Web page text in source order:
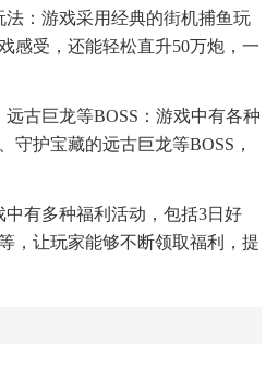
：游戏采用经典的街机捕鱼玩
感受，还能轻松直升50万炮，一
古巨龙等BOSS：游戏中有各种
守护宝藏的远古巨龙等BOSS，
有多种福利活动，包括3日好
，让玩家能够不断领取福利，提